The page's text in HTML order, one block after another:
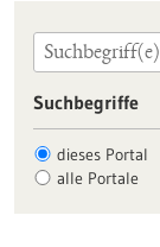
Suchbegriffe
dieses Portal
alle Portale